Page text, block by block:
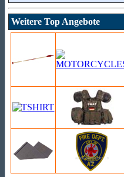
Weitere Top Angebote